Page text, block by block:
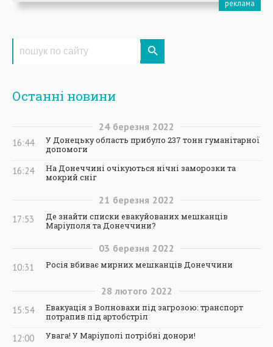
Останні новини
24 березня 2022
16:44
У Донецьку область прибуло 237 тонн гуманітарної
допомоги
16:24
На Донеччині очікуються нічні заморозки та
мокрий сніг
21 березня 2022
17:53
Де знайти списки евакуйованих мешканців
Маріуполя та Донеччини?
03 березня 2022
10:31 Росія вбиває мирних мешканців Донеччини
28 лютого 2022
15:54
Евакуація з Волновахи під загрозою: транспорт
потрапив під артобстріл
12:00 Увага! У Маріуполі потрібні донори!